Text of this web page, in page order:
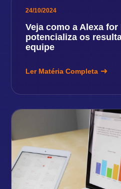
24/10/2024
Veja como a Alexa
potencializa os
equipe
Ler Matéria Completa